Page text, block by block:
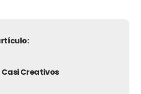
Casi Creativos